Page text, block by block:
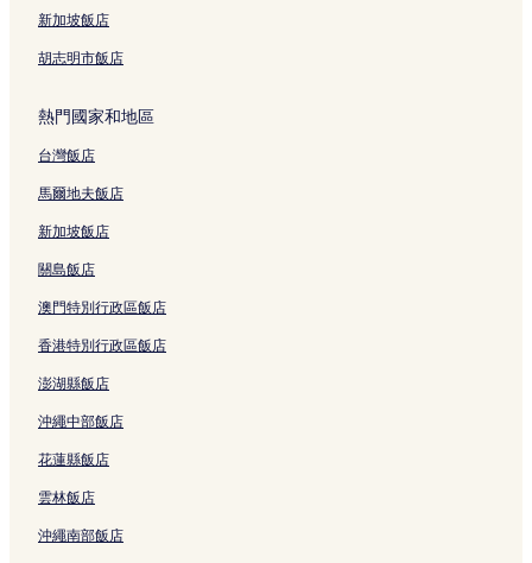
羅東 3 星級飯店
羅東 2 星級飯店
蘇澳 3 星級飯店
冬山 4 星級飯店
冬山 3 星級飯店
冬山 2 星級飯店
三星的民宿
五結的民宿
五結的旅館
羅東的旅館
新加坡飯店
胡志明市飯店
熱門國家和地區
台灣飯店
馬爾地夫飯店
新加坡飯店
關島飯店
澳門特別行政區飯店
香港特別行政區飯店
澎湖縣飯店
沖繩中部飯店
花蓮縣飯店
雲林飯店
沖繩南部飯店